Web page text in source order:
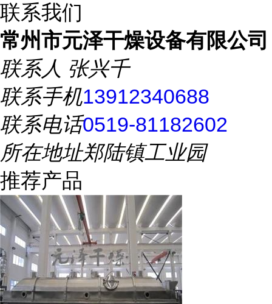
联系我们
常州市元泽干燥设备有限公司
联系人 张兴千
联系手机13912340688
联系电话0519-81182602
所在地址郑陆镇工业园
推荐产品